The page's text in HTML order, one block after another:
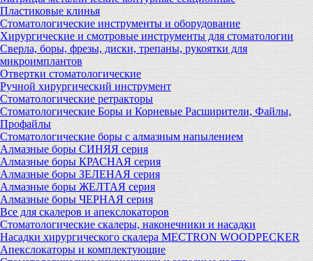
Пластиковые клинья
Стоматологические инструменты и оборудование
Хирургические и смотровые инструменты для стоматологии
Сверла, боры, фрезы, диски, трепаны, рукоятки для
микроимплантов
Отвертки стоматологические
Ручной хирургический инструмент
Стоматологические ретракторы
Стоматологические Боры и Корневые Расширители, Файлы,
Профайлы
Стоматологические боры с алмазным напылением
Алмазные боры СИНЯЯ серия
Алмазные боры КРАСНАЯ серия
Алмазные боры ЗЕЛЕНАЯ серия
Алмазные боры ЖЕЛТАЯ серия
Алмазные боры ЧЕРНАЯ серия
Все для скалеров и апекслокаторов
Стоматологические скалеры, наконечники и насадки
Насадки хирургического скалера MECTRON WOODPECKER
Апекслокаторы и комплектующие